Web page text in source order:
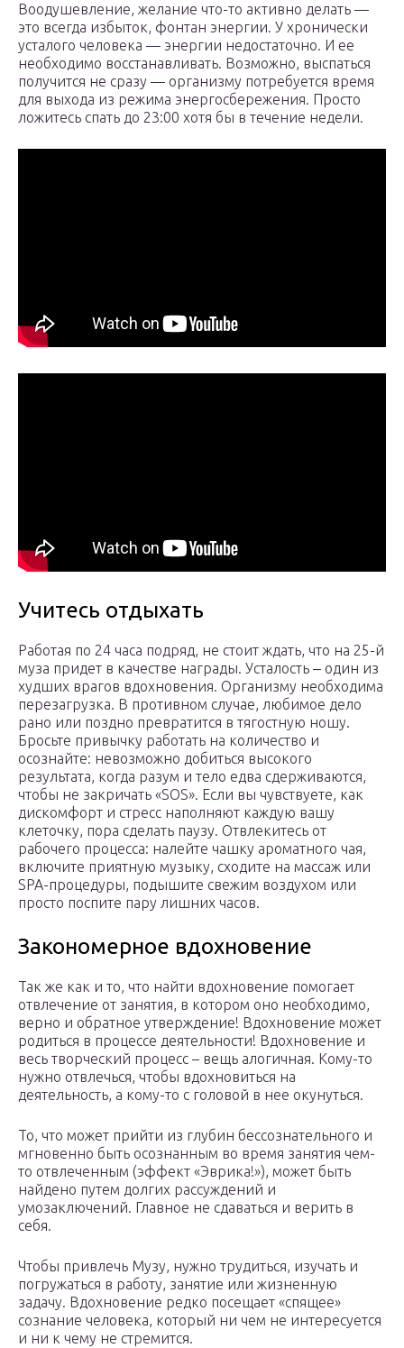
Воодушевление, желание что-то активно делать —
это всегда избыток, фонтан энергии. У хронически
усталого человека — энергии недостаточно. И ее
необходимо восстанавливать. Возможно, выспаться
получится не сразу — организму потребуется время
для выхода из режима энергосбережения. Просто
ложитесь спать до 23:00 хотя бы в течение недели.
Учитесь отдыхать
Работая по 24 часа подряд, не стоит ждать, что на 25-й
муза придет в качестве награды. Усталость ‒ один из
худших врагов вдохновения. Организму необходима
перезагрузка. В противном случае, любимое дело
рано или поздно превратится в тягостную ношу.
Бросьте привычку работать на количество и
осознайте: невозможно добиться высокого
результата, когда разум и тело едва сдерживаются,
чтобы не закричать «SOS». Если вы чувствуете, как
дискомфорт и стресс наполняют каждую вашу
клеточку, пора сделать паузу. Отвлекитесь от
рабочего процесса: налейте чашку ароматного чая,
включите приятную музыку, сходите на массаж или
SPA-процедуры, подышите свежим воздухом или
просто поспите пару лишних часов.
Закономерное вдохновение
Так же как и то, что найти вдохновение помогает
отвлечение от занятия, в котором оно необходимо,
верно и обратное утверждение! Вдохновение может
родиться в процессе деятельности! Вдохновение и
весь творческий процесс – вещь алогичная. Кому-то
нужно отвлечься, чтобы вдохновиться на
деятельность, а кому-то с головой в нее окунуться.
То, что может прийти из глубин бессознательного и
мгновенно быть осознанным во время занятия чем-
то отвлеченным (эффект «Эврика!»), может быть
найдено путем долгих рассуждений и
умозаключений. Главное не сдаваться и верить в
себя.
Чтобы привлечь Музу, нужно трудиться, изучать и
погружаться в работу, занятие или жизненную
задачу. Вдохновение редко посещает «спящее»
сознание человека, который ни чем не интересуется
и ни к чему не стремится.